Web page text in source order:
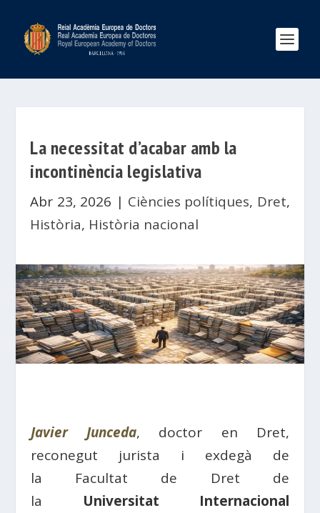
La necessitat d’acabar amb la
incontinència legislativa
Abr 23, 2026 | Ciències polítiques, Dret,
Història, Història nacional
Javier Junceda, doctor en Dret,
reconegut jurista i exdegà de
la Facultat de Dret de
la Universitat Internacional